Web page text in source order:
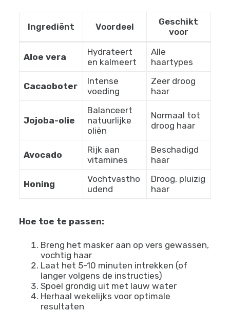
Ingrediënt Voordeel
Geschikt
voor
Aloe vera
Hydrateert
en kalmeert
Alle
haartypes
Cacaoboter
Intense
voeding
Zeer droog
haar
Jojoba-olie
Balanceert
natuurlijke
oliën
Normaal tot
droog haar
Avocado
Rijk aan
vitamines
Beschadigd
haar
Honing
Vochtvastho
udend
Droog, pluizig
haar
Hoe toe te passen:
Breng het masker aan op vers gewassen,
vochtig haar
Laat het 5-10 minuten intrekken (of
langer volgens de instructies)
Spoel grondig uit met lauw water
Herhaal wekelijks voor optimale
resultaten